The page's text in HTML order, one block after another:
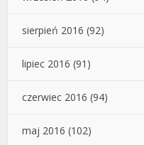
sierpień 2016 (92)
lipiec 2016 (91)
czerwiec 2016 (94)
maj 2016 (102)